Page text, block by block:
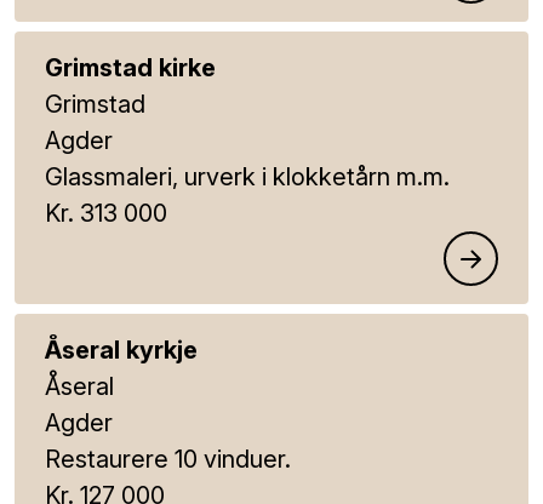
Grimstad kirke
Grimstad
Agder
Glassmaleri, urverk i klokketårn m.m.
Kr. 313 000
Åseral kyrkje
Åseral
Agder
Restaurere 10 vinduer.
Kr. 127 000